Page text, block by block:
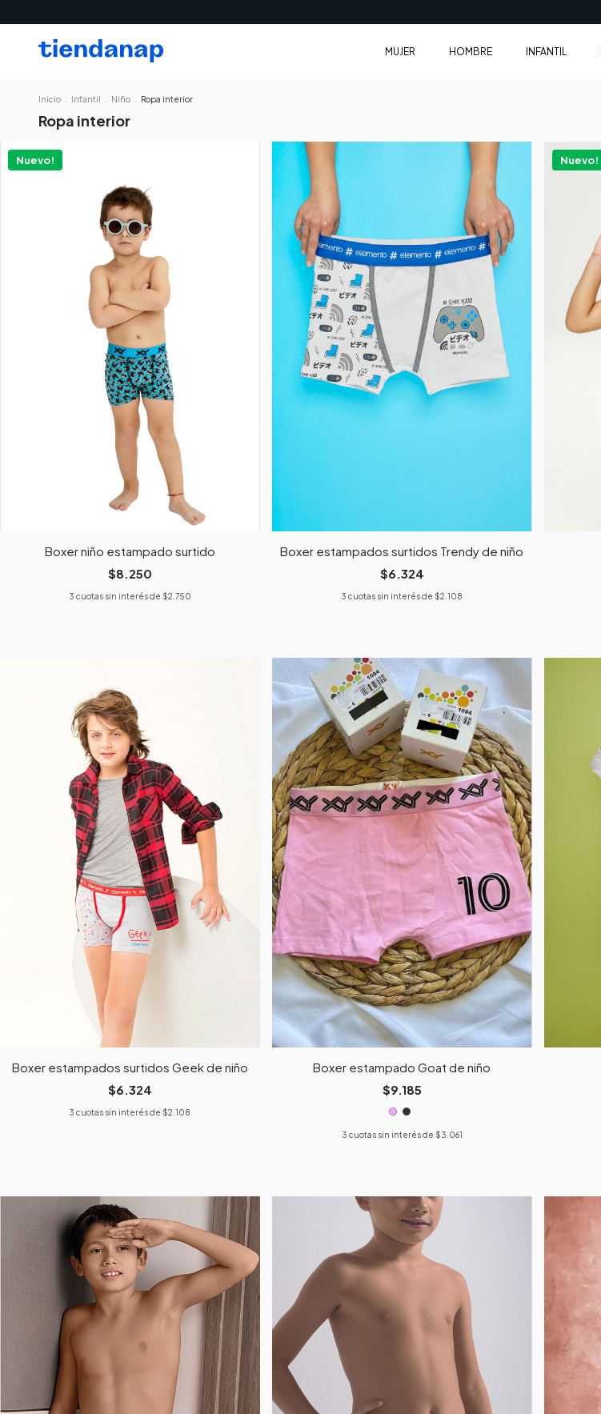
MUJER HOMBRE INFANTIL
Inicio Infantil Niño Ropa interior
Ropa interior
Nuevo!
Boxer niño estampado surtido
$8.250
3 cuotas sin interés de $2.750
Boxer estampados surtidos Trendy de niño
$6.324
3 cuotas sin interés de $2.108
Nuevo!
Boxer estampados surtidos Geek de niño
$6.324
3 cuotas sin interés de $2.108
Boxer estampado Goat de niño
$9.185
3 cuotas sin interés de $3.061